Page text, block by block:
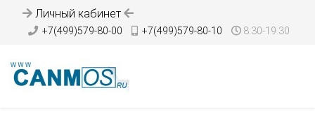
Личный кабинет
+7(499)579-80-00 +7(499)579-80-10 8:30-19:30